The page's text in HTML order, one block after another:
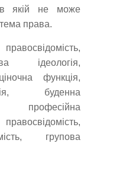
в якій не може
права.
ідеологія,
функція,
буденна
професійна
групова